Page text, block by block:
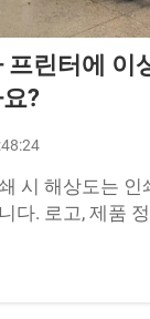
프린터에 이
?
시 해상도는 인
다. 로고, 제품
간에 골판지 상
는 것은...